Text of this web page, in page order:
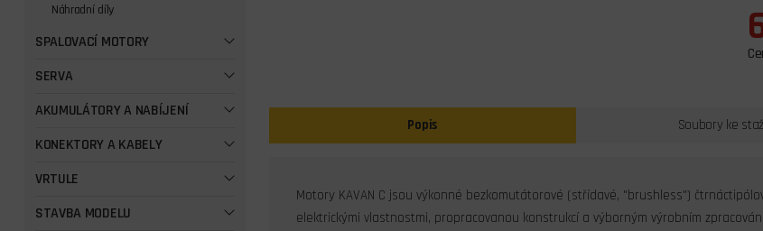
Náhradní díly
SPALOVACÍ MOTORY
SERVA
AKUMULÁTORY A NABÍJENÍ
KONEKTORY A KABELY
VRTULE
STAVBA MODELU
Popis Soubory ke
Motory KAVAN C jsou výkonné bezkomutátorové (střídavé, "brushless")
elektrickými vlastnostmi, propracovanou konstrukcí a výborným výrobním